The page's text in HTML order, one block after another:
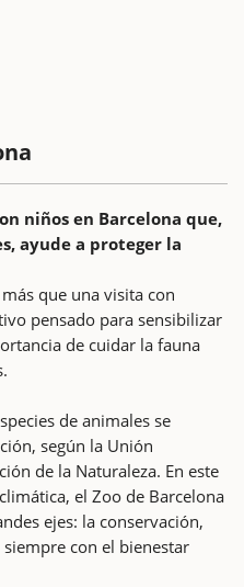
niños en Barcelona que,
ayude a proteger la
que una visita con
pensado para sensibilizar
de cuidar la fauna
de animales se
según la Unión
de la Naturaleza. En este
el Zoo de Barcelona
ejes: la conservación,
con el bienestar